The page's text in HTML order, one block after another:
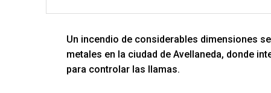
Un incendio de considerables dimensiones
metales en la ciudad de Avellaneda, donde
para controlar las llamas.